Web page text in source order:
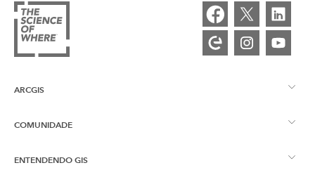
ARCGIS
Visão Geral do ArcGIS
COMUNIDADE
Esri Community
ENTENDENDO GIS